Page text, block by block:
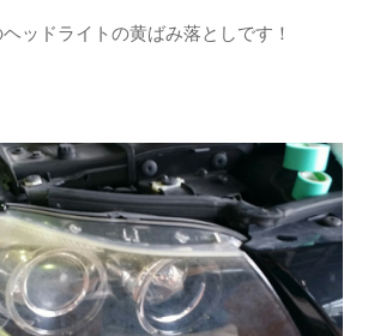
ッドライトの黄ばみ落としです！